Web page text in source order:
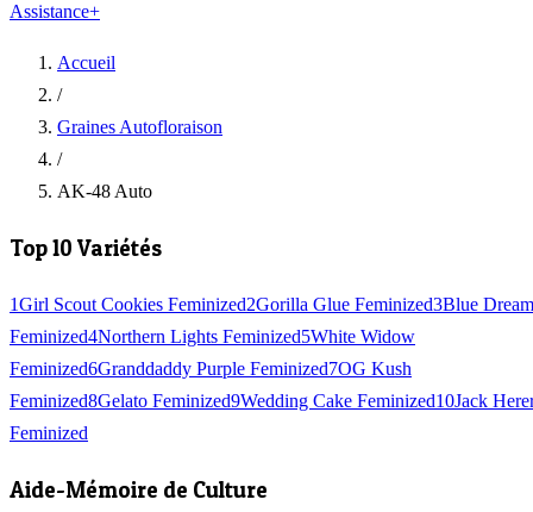
Assistance+
Accueil
/
Graines Autofloraison
/
AK-48 Auto
Top 10 Variétés
1Girl Scout Cookies Feminized2Gorilla Glue Feminized3Blue Dream
Feminized4Northern Lights Feminized5White Widow
Feminized6Granddaddy Purple Feminized7OG Kush
Feminized8Gelato Feminized9Wedding Cake Feminized10Jack
Feminized
Aide-Mémoire de Culture